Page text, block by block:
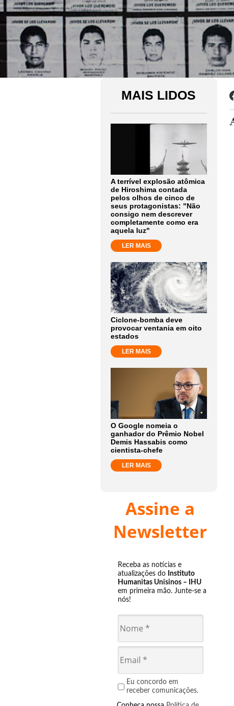
MAIS LIDOS
A terrível explosão atômica
de Hiroshima contada
pelos olhos de cinco de
seus protagonistas: "Não
consigo nem descrever
completamente como era
aquela luz"
LER MAIS
Ciclone-bomba deve
provocar ventania em oito
estados
LER MAIS
O Google nomeia o
ganhador do Prêmio Nobel
Demis Hassabis como
cientista-chefe
LER MAIS
Assine a
Newsletter
Receba as notícias e
atualizações do Instituto
Humanitas Unisinos – IHU
em primeira mão. Junte-se a
nós!
Eu concordo em
receber comunicações.